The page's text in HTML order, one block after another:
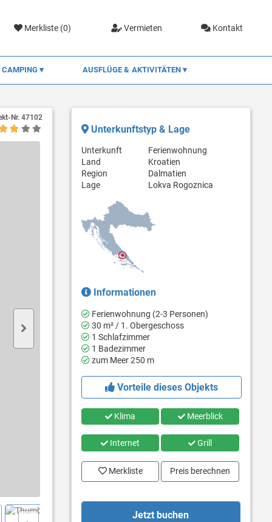
Merkliste (0) Vermieten Kontakt
CAMPING AUSFLÜGE & AKTIVITÄTEN
Nr. 47102
Unterkunftstyp & Lage
Unterkunft
Ferienwohnung
Land
Kroatien
Region
Dalmatien
Lage
Lokva Rogoznica
Informationen
Ferienwohnung (2-3 Personen)
30 m² / 1. Obergeschoss
1 Schlafzimmer
1 Badezimmer
zum Meer 250 m
Vorteile dieses Objekts
Klima Meerblick
Internet Grill
Merkliste Preis berechnen
Jetzt buchen